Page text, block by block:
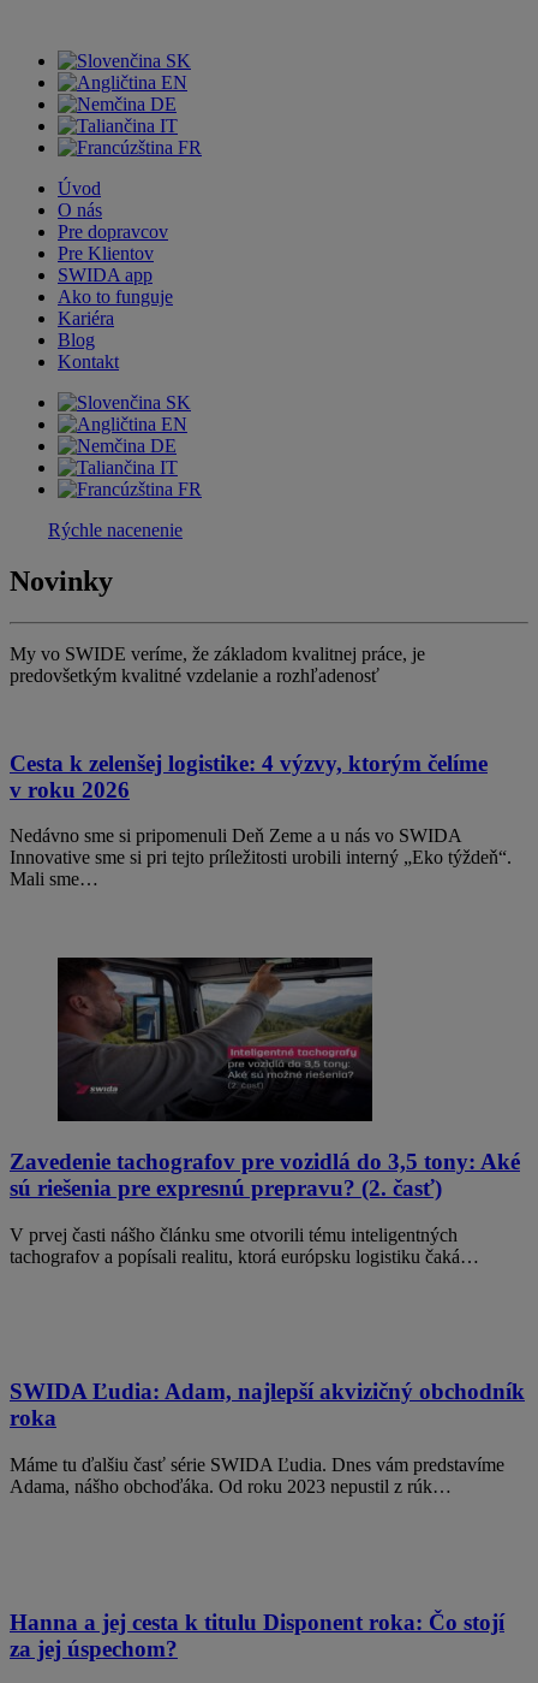
SK
EN
DE
IT
FR
Úvod
O nás
Pre dopravcov
Pre Klientov
SWIDA app
Ako to funguje
Kariéra
Blog
Kontakt
SK
EN
DE
IT
FR
Rýchle nacenenie
Novinky
My vo SWIDE veríme, že základom kvalitnej práce, je
predovšetkým kvalitné vzdelanie a rozhľadenosť
Cesta k zelenšej logistike: 4 výzvy, ktorým čelíme
v roku 2026
Nedávno sme si pripomenuli Deň Zeme a u nás vo SWIDA
Innovative sme si pri tejto príležitosti urobili interný „Eko týždeň“.
Mali sme…
Zavedenie tachografov pre vozidlá do 3,5 tony: Aké
sú riešenia pre expresnú prepravu? (2. časť)
V prvej časti nášho článku sme otvorili tému inteligentných
tachografov a popísali realitu, ktorá európsku logistiku čaká…
SWIDA Ľudia: Adam, najlepší akvizičný obchodník
roka
Máme tu ďalšiu časť série SWIDA Ľudia. Dnes vám predstavíme
Adama, nášho obchoďáka. Od roku 2023 nepustil z rúk…
Hanna a jej cesta k titulu Disponent roka: Čo stojí
za jej úspechom?